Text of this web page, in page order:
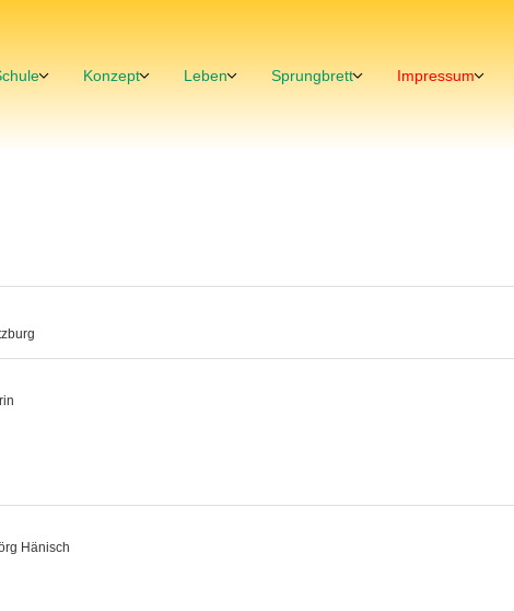
Konzept Leben Sprungbrett Impressum
Hänisch